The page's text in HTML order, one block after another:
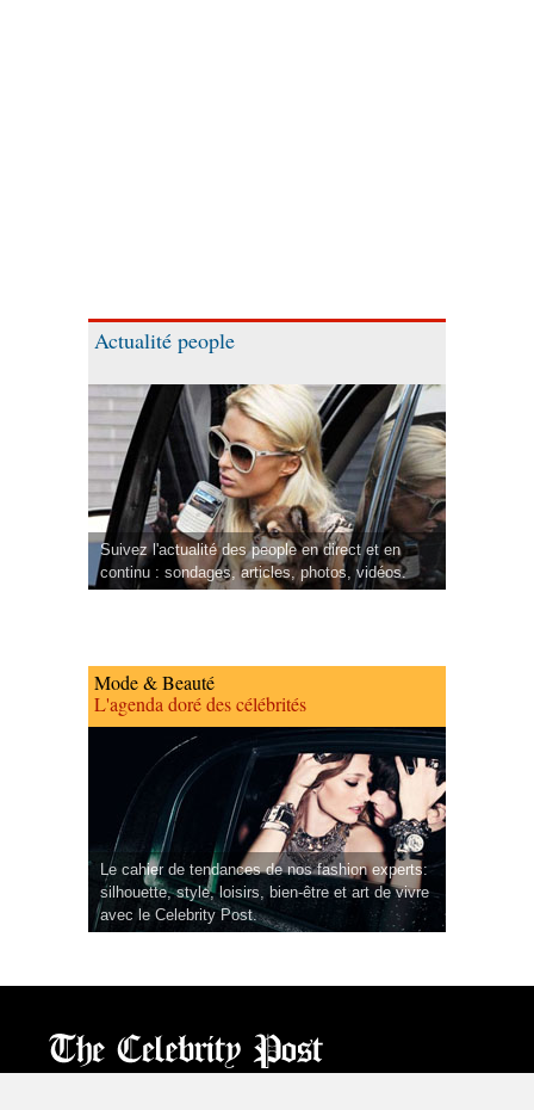
Actualité people
Suivez l'actualité des people en direct et en
continu : sondages, articles, photos, vidéos.
Mode & Beauté
L'agenda doré des célébrités
Le cahier de tendances de nos fashion experts:
silhouette, style, loisirs, bien-être et art de vivre
avec le Celebrity Post.